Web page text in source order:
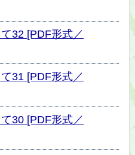
32 [PDF形式／
31 [PDF形式／
30 [PDF形式／